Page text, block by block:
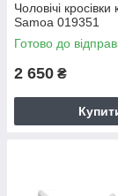
Чоловічі
Samoa 019351
Готово до
2 650 ₴